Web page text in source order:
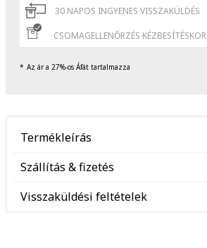
30 NAPOS INGYENES VISSZAKÜLDÉS
CSOMAGELLENŐRZÉS KÉZBESÍTÉSKOR
Az ár a 27%-os Áfát tartalmazza
Termékleírás
Szállítás & fizetés
Visszaküldési feltételek